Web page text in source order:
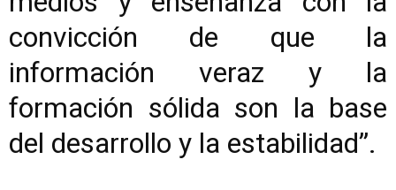
convicción de que la
información veraz y la
formación sólida son la base
del desarrollo y la estabilidad”.